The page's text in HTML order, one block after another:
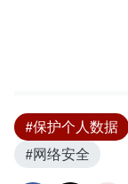
#保护个人数据
#网络安全